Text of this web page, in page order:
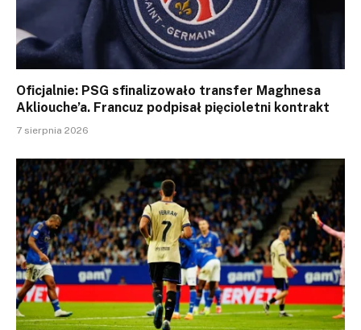
Oficjalnie: PSG sfinalizowało transfer Maghnesa
Akliouche’a. Francuz podpisał pięcioletni kontrakt
7 sierpnia 2026